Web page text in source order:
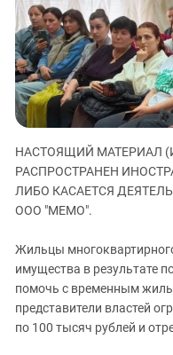
Дагестан
Ингушетия
Кабардино-Балкария
Калмыкия
Карачаево-Черкесия
Краснодарский край
Нагорный Карабах
Российская Федерация
СКФО
Ставропольский край
НАСТОЯЩИЙ МАТЕРИАЛ
РАСПРОСТРАНЕН
ЛИБО КАСАЕТСЯ
ООО "МЕМО".
Жильцы
имущества в результате
помочь с временным
представители властей
по 100 тысяч рублей и